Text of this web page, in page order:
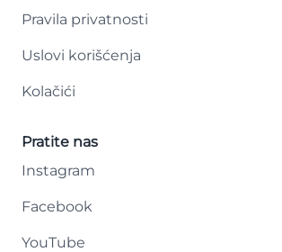
Pravila privatnosti
Uslovi korišćenja
Kolačići
Pratite nas
Instagram
Facebook
YouTube